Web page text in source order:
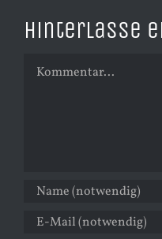
Hinterlasse
Kommentar